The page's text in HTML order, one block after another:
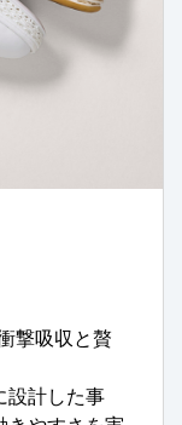
撃吸収と贅
設計した事